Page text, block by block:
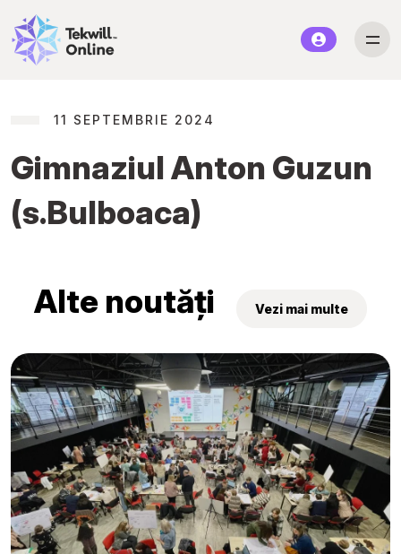
11 SEPTEMBRIE 2024
Gimnaziul Anton Guzun
(s.Bulboaca)
Alte noutăți Vezi mai multe